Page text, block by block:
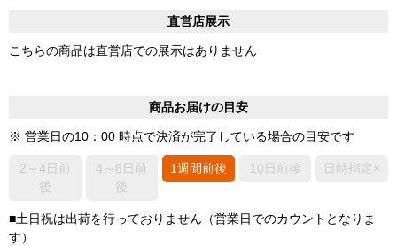
直営店展示
こちらの商品は直営店での展示はありません
商品お届けの目安
※ 営業日の10：00 時点で決済が完了している場合の目安です
2～4日前
後
4～6日前
後
1週間前後 10日前後 日時指定×
■土日祝は出荷を行っておりません（営業日でのカウントとなりま
す）